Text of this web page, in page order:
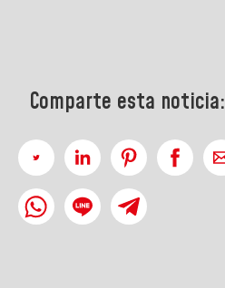
Comparte esta noticia: